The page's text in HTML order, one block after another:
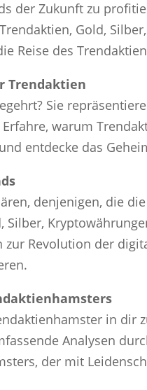
der Zukunft zu
Gold,
Reise des
Trendaktien
Sie
warum
entdecke das
denjenigen, die
Silber,
Revolution der
in
Analysen
der mit